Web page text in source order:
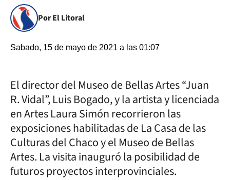
Por El Litoral
Sabado, 15 de mayo de 2021 a las 01:07
El director del Museo de Bellas Artes “Juan
R. Vidal”, Luis Bogado, y la artista y licenciada
en Artes Laura Simón recorrieron las
exposiciones habilitadas de La Casa de las
Culturas del Chaco y el Museo de Bellas
Artes. La visita inauguró la posibilidad de
futuros proyectos interprovinciales.